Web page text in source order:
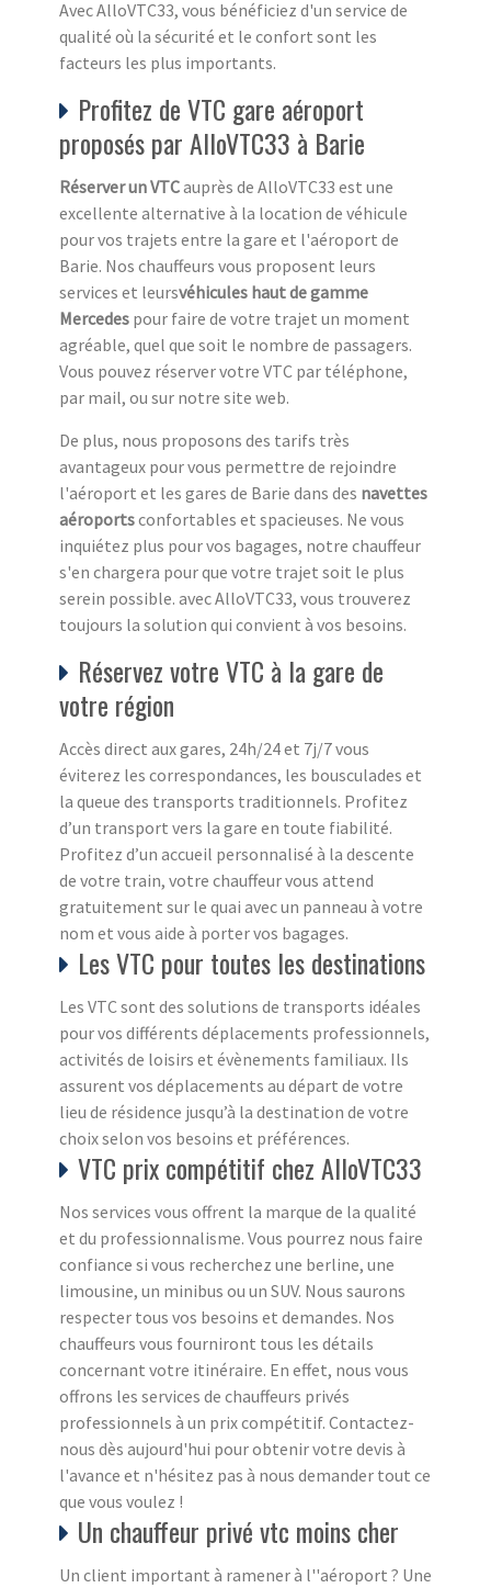
Avec AlloVTC33, vous bénéficiez d'un service de
qualité où la sécurité et le confort sont les
facteurs les plus importants.
Profitez de VTC gare aéroport
proposés par AlloVTC33 à Barie
Réserver un VTCauprès de AlloVTC33 est une
excellente alternative à la location de véhicule
pour vos trajets entre la gare et l'aéroport de
Barie. Nos chauffeurs vous proposent leurs
services et leursvéhicules haut de gamme
Mercedes pour faire de votre trajet un moment
agréable, quel que soit le nombre de passagers.
Vous pouvez réserver votre VTC par téléphone,
par mail, ou sur notre site web.
De plus, nous proposons des tarifs très
avantageux pour vous permettre de rejoindre
l'aéroport et les gares de Barie dans des navettes
aéroportsconfortables et spacieuses. Ne vous
inquiétez plus pour vos bagages, notre chauffeur
s'en chargera pour que votre trajet soit le plus
serein possible. avec AlloVTC33, vous trouverez
toujours la solution qui convient à vos besoins.
Réservez votre VTC à la gare de
votre région
Accès direct aux gares, 24h/24 et 7j/7 vous
éviterez les correspondances, les bousculades et
la queue des transports traditionnels. Profitez
d’un transport vers la gare en toute fiabilité.
Profitez d’un accueil personnalisé à la descente
de votre train, votre chauffeur vous attend
gratuitement sur le quai avec un panneau à votre
nom et vous aide à porter vos bagages.
Les VTC pour toutes les destinations
Les VTC sont des solutions de transports idéales
pour vos différents déplacements professionnels,
activités de loisirs et évènements familiaux. Ils
assurent vos déplacements au départ de votre
lieu de résidence jusqu’à la destination de votre
choix selon vos besoins et préférences.
VTC prix compétitif chez AlloVTC33
Nos services vous offrent la marque de la qualité
et du professionnalisme. Vous pourrez nous faire
confiance si vous recherchez une berline, une
limousine, un minibus ou un SUV. Nous saurons
respecter tous vos besoins et demandes. Nos
chauffeurs vous fourniront tous les détails
concernant votre itinéraire. En effet, nous vous
offrons les services de chauffeurs privés
professionnels à un prix compétitif. Contactez-
nous dès aujourd'hui pour obtenir votre devis à
l'avance et n'hésitez pas à nous demander tout ce
que vous voulez !
Un chauffeur privé vtc moins cher
Un client important à ramener à l''aéroport ? Une